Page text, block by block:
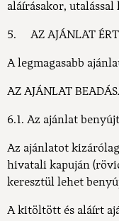
aláírásakor,
5. AZ AJÁNLAT
A legmagasabb
AZ AJÁNLAT
6.1. Az ajánlat
Az ajánlatot
hivatali kapuján
keresztül lehet
A kitöltött és aláírt